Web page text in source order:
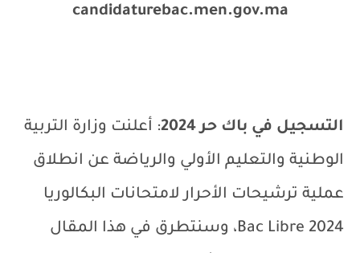
candidaturebac.men.gov.ma
التسجيل في باك حر 2024
: أعلنت وزارة التربية
الوطنية والتعليم الأولي والرياضة عن انطلاق
عملية ترشيحات الأحرار لامتحانات البكالوريا
2024
Bac Libre، وسنتطرق في هذا المقال